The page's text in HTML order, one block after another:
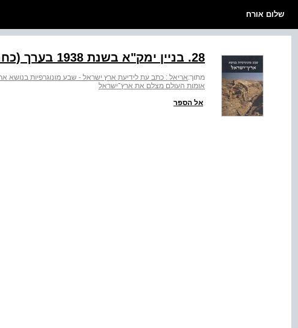
שלום אורח
‭.28‬ בניין ימק"א בשנת 1938 בערך (כחמש שנים לאחר חנוכתו)
מתוך:אריאל : כתב עת לידיעת ארץ ישראל - שבע מונוגרפיות בנושא
אומות העולם מצלם את ארץ־ישראל
אל הספר